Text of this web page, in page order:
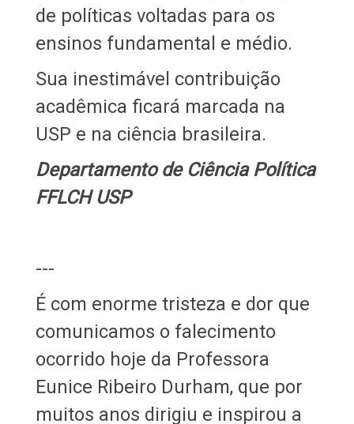
de políticas voltadas para os
ensinos fundamental e médio.
Sua inestimável contribuição
acadêmica ficará marcada na
USP e na ciência brasileira.
Departamento de Ciência Política
FFLCH USP
---
É com enorme tristeza e dor que
comunicamos o falecimento
ocorrido hoje da Professora
Eunice Ribeiro Durham, que por
muitos anos dirigiu e inspirou a